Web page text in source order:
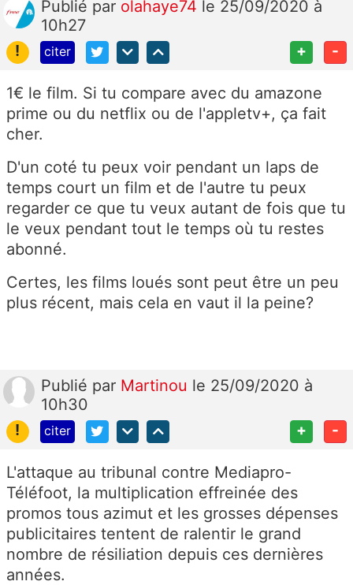
Publié par olahaye74 le 25/09/2020 à
10h27
!
citer + -
1€ le film. Si tu compare avec du amazone
prime ou du netflix ou de l'appletv+, ça fait
cher.
D'un coté tu peux voir pendant un laps de
temps court un film et de l'autre tu peux
regarder ce que tu veux autant de fois que tu
le veux pendant tout le temps où tu restes
abonné.
Certes, les films loués sont peut être un peu
plus récent, mais cela en vaut il la peine?
Publié par Martinou le 25/09/2020 à
10h30
!
citer + -
L'attaque au tribunal contre Mediapro-
Téléfoot, la multiplication effreinée des
promos tous azimut et les grosses dépenses
publicitaires tentent de ralentir le grand
nombre de résiliation depuis ces dernières
années.